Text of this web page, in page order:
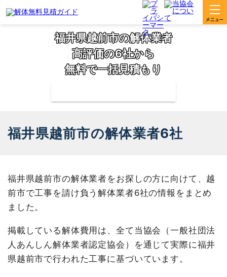
福井県越前市の解体業者
高評価の6社から
無料で一括見積もり
福井県越前市の解体業者6社
福井県越前市の解体業者をお探しの方に向けて、越
前市で工事を請け負う解体業者6社の情報をまとめ
ました。
掲載している解体費用は、全て当協会（一般社団法
人あんしん解体業者認定協会）を通じて実際に福井
県越前市で行われた工事に基づいています。